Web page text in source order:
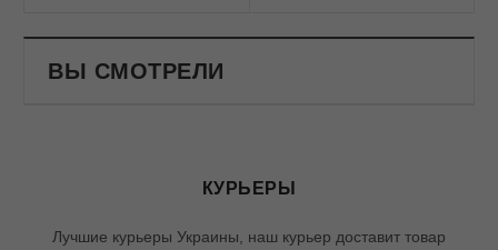
ВЫ СМОТРЕЛИ
КУРЬЕРЫ
Лучшие курьеры Украины, наш курьер доставит товар